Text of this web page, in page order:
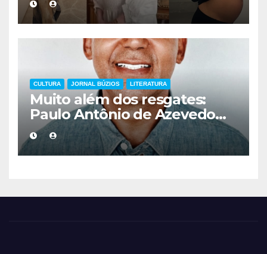
mais cuidadoso
CULTURA JORNAL BÚZIOS LITERATURA
Muito além dos resgates:
Paulo Antônio de Azevedo
eterniza a coragem, a
humanidade e a missão dos
guarda-vidas na literatura